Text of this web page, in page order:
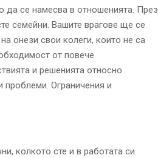
да се намесва в отношенията. През
семейни. Вашите врагове ще се
онези свои колеги, които не са
от повече
и решенията относно
проблеми. Ограничения и
колкото сте и в работата си.